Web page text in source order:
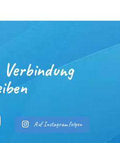
Auf Instagram folgen